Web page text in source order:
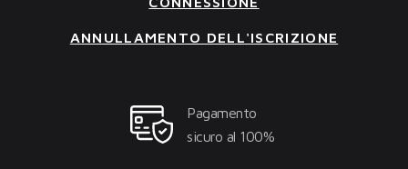
ANNULLAMENTO DELL'ISCRIZIONE
Pagamento
sicuro al 100%